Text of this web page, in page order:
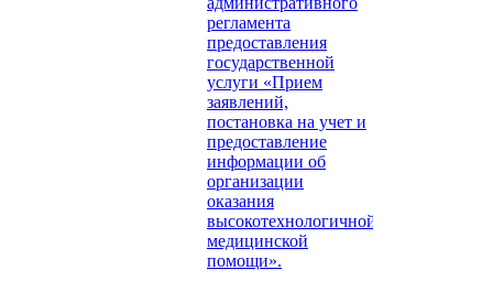
регламента
предоставления
государственной
услуги «Прием
заявлений,
постановка на учет и
предоставление
информации об
организации
оказания
высокотехнологичной
медицинской
помощи».